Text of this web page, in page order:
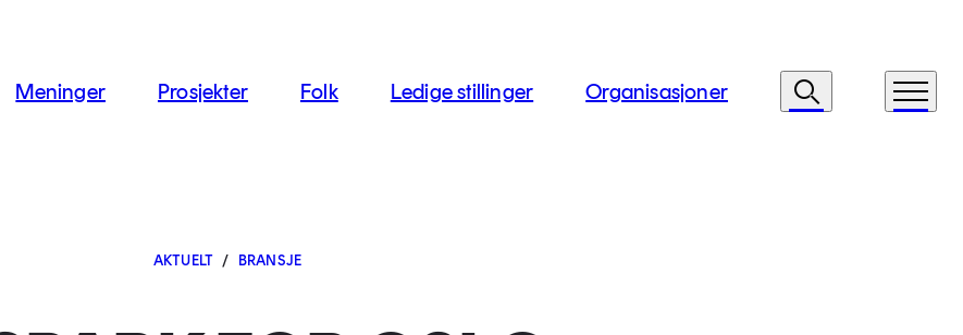
Meninger Prosjekter Folk Ledige stillinger Organisasjoner Søk Meny
AKTUELT / BRANSJE